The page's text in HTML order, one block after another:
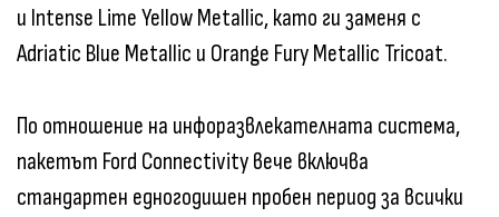
и Intense Lime Yellow Metallic, като ги заменя с
Adriatic Blue Metallic и Orange Fury Metallic Tricoat.
По отношение на инфоразвлекателната система,
пакетът Ford Connectivity вече включва
стандартен едногодишен пробен период за всички